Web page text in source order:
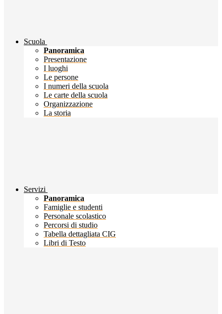
Scuola
Panoramica
Presentazione
I luoghi
Le persone
I numeri della scuola
Le carte della scuola
Organizzazione
La storia
Servizi
Panoramica
Famiglie e studenti
Personale scolastico
Percorsi di studio
Tabella dettagliata CIG
Libri di Testo